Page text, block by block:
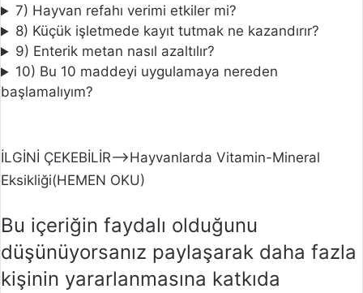
7) Hayvan refahı verimi etkiler mi?
8) Küçük işletmede kayıt tutmak ne kazandırır?
9) Enterik metan nasıl azaltılır?
10) Bu 10 maddeyi uygulamaya nereden
başlamalıyım?
İLGİNİ ÇEKEBİLİR–>Hayvanlarda Vitamin-Mineral
Eksikliği(HEMEN OKU)
Bu içeriğin faydalı olduğunu
düşünüyorsanız paylaşarak daha fazla
kişinin yararlanmasına katkıda